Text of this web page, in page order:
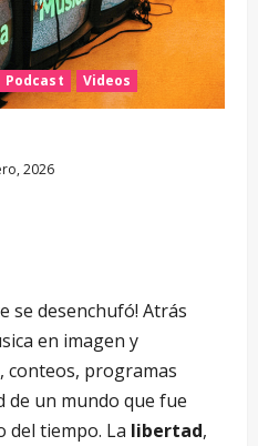
Podcast Videos
2026
se desenchufó! Atrás
en imagen y
conteos, programas
de un mundo que fue
del tiempo. La libertad,